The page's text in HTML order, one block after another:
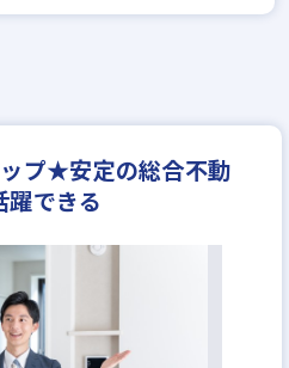
プ★安定の総合不動
躍できる